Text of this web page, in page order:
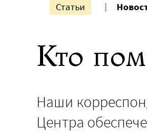
Статьи
Кто
Наши
Центра